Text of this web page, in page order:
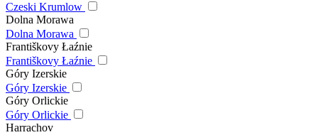
Czeski Krumlow
Dolna Morawa
Dolna Morawa
Františkovy Łaźnie
Františkovy Łaźnie
Góry Izerskie
Góry Izerskie
Góry Orlickie
Góry Orlickie
Harrachov